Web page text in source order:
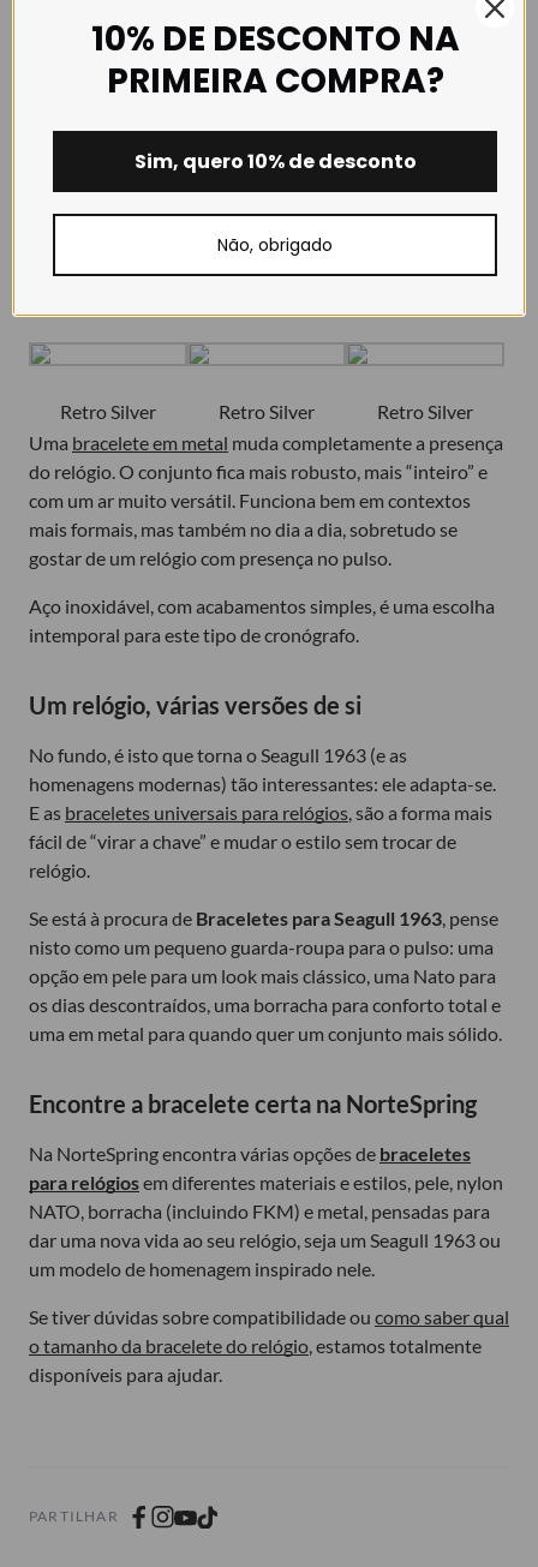
que faz todo o sentido.
um visual mais sólido
Milanesa Silver Milanesa Silver Milanesa Silver
Retro Silver Retro Silver
Retro Silver
Uma bracelete em metal muda completamente a presença
do relógio. O conjunto fica mais robusto, mais “inteiro” e
com um ar muito versátil. Funciona bem em contextos
mais formais, mas também no dia a dia, sobretudo se
gostar de um relógio com presença no pulso.
Aço inoxidável, com acabamentos simples, é uma escolha
intemporal para este tipo de cronógrafo.
Um relógio, várias versões de si
No fundo, é isto que torna o Seagull 1963 (e as
homenagens modernas) tão interessantes: ele adapta-se.
E as braceletes universais para relógios , são a forma mais
fácil de “virar a chave” e mudar o estilo sem trocar de
relógio.
Se está à procura de Braceletes para Seagull 1963 , pense
nisto como um pequeno guarda-roupa para o pulso: uma
opção em pele para um look mais clássico, uma Nato para
os dias descontraídos, uma borracha para conforto total e
uma em metal para quando quer um conjunto mais sólido.
Encontre a bracelete certa na NorteSpring
Na NorteSpring encontra várias opções de braceletes
para relógiosem diferentes materiais e estilos, pele, nylon
NATO, borracha (incluindo FKM) e metal, pensadas para
dar uma nova vida ao seu relógio, seja um Seagull 1963 ou
um modelo de homenagem inspirado nele.
Se tiver dúvidas sobre compatibilidade ou como saber qual
o tamanho da bracelete do relógio , estamos totalmente
disponíveis para ajudar.
PARTILHAR
10% DE DESCONTO NA
PRIMEIRA COMPRA?
Sim, quero 10% de desconto
Não, obrigado